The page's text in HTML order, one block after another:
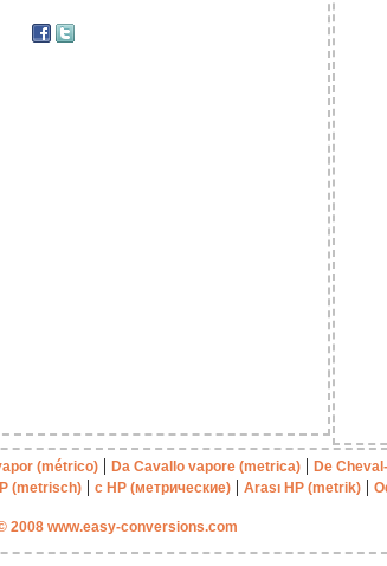
(métrico) Da Cavallo vapore (metrica) De
(metrisch)| с HP (метрические)| Arası HP (metrik)|
2008 www.easy-conversions.com